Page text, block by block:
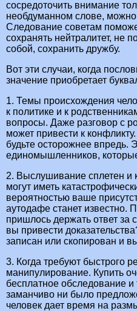
сосредоточить внимание
необдуманном слове, можно
Следование советам
сохранять нейтралитет, не
собой, сохранить дружбу.
Вот эти случаи, когда
значение приобретает
1. Темы происхождения
к политике и к
вопросы. Даже разговор с
может привести к
будьте осторожнее впредь.
единомышленников,
2. Выслушивание сплетен и
могут иметь
вероятностью ваше
аутодафе станет известно.
пришлось держать ответ за
вы привести
записан или скопирован и
3. Когда требуют быстрого
манипулирование. Купить
бесплатное обследование
заманчиво ни было
человек дает время на